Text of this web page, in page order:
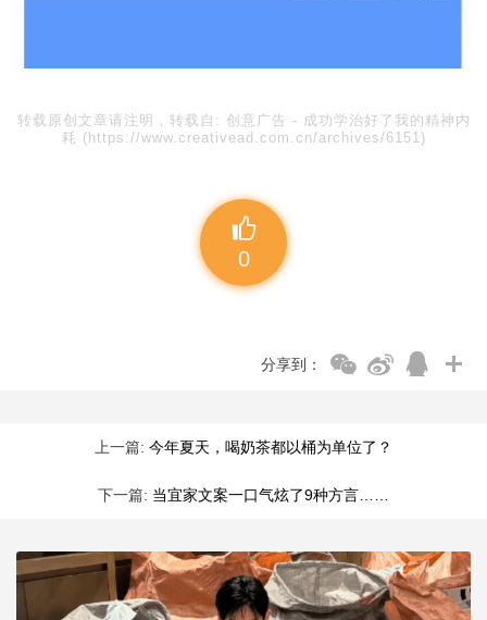
转载原创文章请注明，转载自: 创意广告 - 成功学治好了我的精神内
耗 (https://www.creativead.com.cn/archives/6151)
0
分享到：
上一篇: 今年夏天，喝奶茶都以桶为单位了？
下一篇: 当宜家文案一口气炫了9种方言……